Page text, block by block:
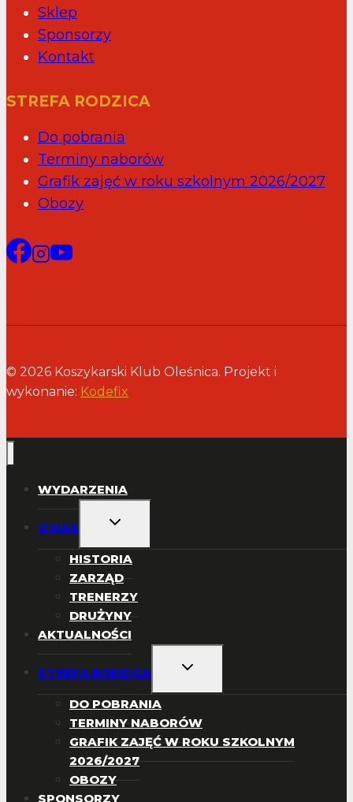
Sklep
Sponsorzy
Kontakt
STREFA RODZICA
Do pobrania
Terminy naborów
Grafik zajęć w roku szkolnym 2026/2027
Obozy
© 2026 Koszykarski Klub Oleśnica. Projekt i
wykonanie: Kodefix
WYDARZENIA
O NAS
PRZEŁĄCZ
PODRZĘDNE
HISTORIA
ZARZĄD
TRENERZY
DRUŻYNY
AKTUALNOŚCI
STREFA RODZICA
PRZEŁĄCZ
PODRZĘDNE
DO POBRANIA
TERMINY NABORÓW
GRAFIK ZAJĘĆ W ROKU SZKOLNYM
2026/2027
OBOZY
SPONSORZY